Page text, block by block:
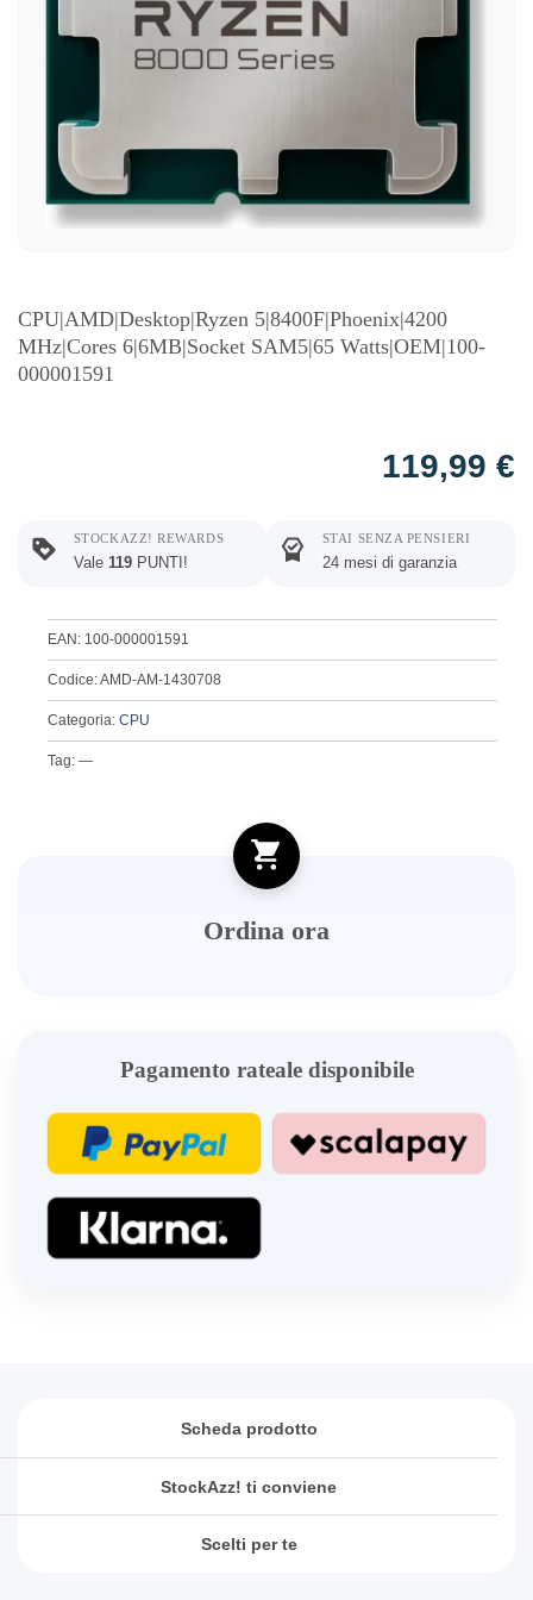
CPU|AMD|Desktop|Ryzen 5|8400F|Phoenix|4200
MHz|Cores 6|6MB|Socket SAM5|65 Watts|OEM|100-
000001591
119,99 €
STOCKAZZ! REWARDS
Vale 119 PUNTI!
STAI SENZA PENSIERI
24 mesi di garanzia
EAN: 100-000001591
Codice: AMD-AM-1430708
Categoria: CPU
Tag: —
Ordina ora
Pagamento rateale disponibile
Scheda prodotto
StockAzz! ti conviene
Scelti per te